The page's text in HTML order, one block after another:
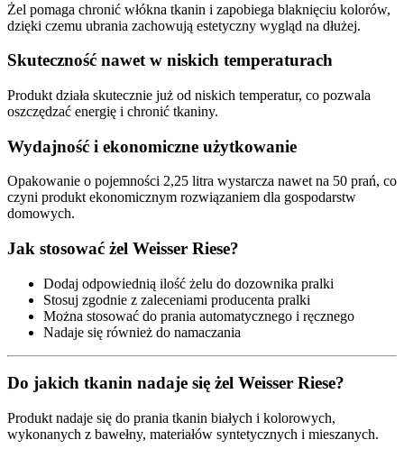
Żel pomaga chronić włókna tkanin i zapobiega blaknięciu kolorów,
dzięki czemu ubrania zachowują estetyczny wygląd na dłużej.
Skuteczność nawet w niskich temperaturach
Produkt działa skutecznie już od niskich temperatur, co pozwala
oszczędzać energię i chronić tkaniny.
Wydajność i ekonomiczne użytkowanie
Opakowanie o pojemności 2,25 litra wystarcza nawet na 50 prań, co
czyni produkt ekonomicznym rozwiązaniem dla gospodarstw
domowych.
Jak stosować żel Weisser Riese?
Dodaj odpowiednią ilość żelu do dozownika pralki
Stosuj zgodnie z zaleceniami producenta pralki
Można stosować do prania automatycznego i ręcznego
Nadaje się również do namaczania
Do jakich tkanin nadaje się żel Weisser Riese?
Produkt nadaje się do prania tkanin białych i kolorowych,
wykonanych z bawełny, materiałów syntetycznych i mieszanych.